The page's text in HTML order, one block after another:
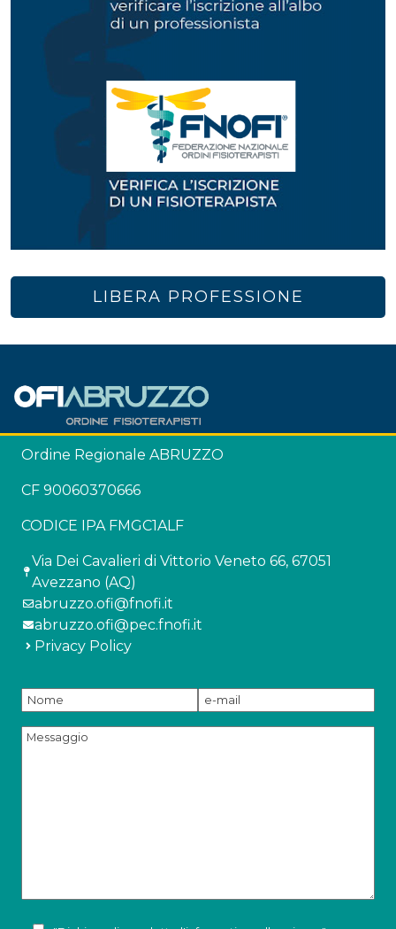
LIBERA PROFESSIONE
Ordine Regionale ABRUZZO
CF 90060370666
CODICE IPA FMGC1ALF
Via Dei Cavalieri di Vittorio Veneto 66, 67051
Avezzano (AQ)
abruzzo.ofi@fnofi.it
abruzzo.ofi@pec.fnofi.it
Privacy Policy